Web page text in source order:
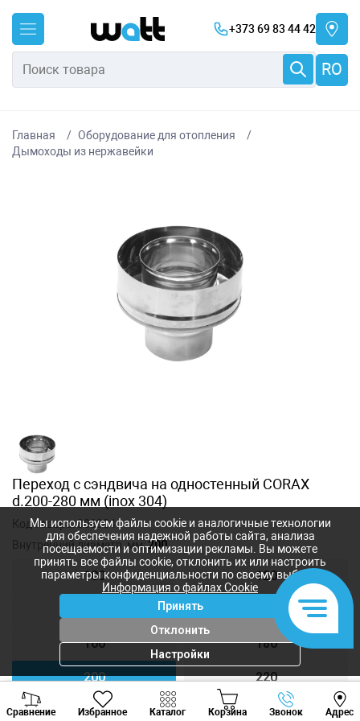
+373 69 83 44 42
RO
Главная
Оборудование для отопления
Дымоходы из нержавейки
Переход с сэндвича на одностенный CORAX
d.200-280 мм (inox 304)
Код товара:308904
Внутренний диаметр, мм:200
100 120
160 180
200 220
250 300
Сравнение Избранное Каталог Корзина Звонок Адрес
Viber Whatsapp
Мы используем файлы cookie и аналогичные технологии
для обеспечения надежной работы сайта, анализа
посещаемости и оптимизации рекламы. Вы можете
принять все файлы cookie, отклонить их или настроить
параметры конфиденциальности по своему выбору.
Информация о файлах Cookie
Принять
Отклонить
Настройки